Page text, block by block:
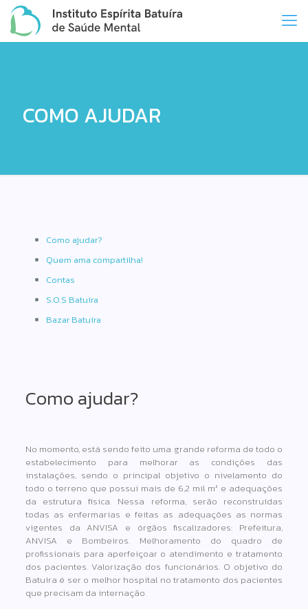
COMO AJUDAR
Como ajudar?
Quem ama compartilha!
Contas
S.O.S Batuíra
Bazar Batuíra
Como ajudar?
No momento, está sendo feito uma grande reforma de todo o
estabelecimento para melhorar as condições das
instalações, sendo o principal objetivo o nivelamento do
todo o terreno que possui mais de 6,2 mil m² e adequações
da estrutura física. Nessa reforma, serão reconstruídas
todas as enfermarias e feitas as adequações as normas
vigentes da ANVISA e órgãos fiscalizadores: Prefeitura,
ANVISA e Bombeiros. Melhoramento do quadro de
profissionais para aperfeiçoar o atendimento e tratamento
dos pacientes. Valorização dos funcionários. O objetivo do
Batuíra é ser o melhor hospital no tratamento dos pacientes
que precisam da internação.